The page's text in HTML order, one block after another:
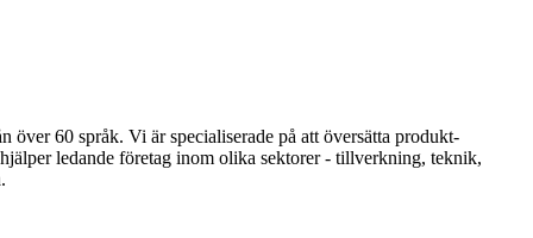
60 språk. Vi är specialiserade på att översätta produkt-
ledande företag inom olika sektorer - tillverkning, teknik,